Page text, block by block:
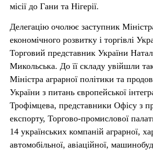
місії до Гани та Нігерії.
Делегацію очолює заступник
економічного розвитку і торгівлі
Торговий представник України
Микольська. До її складу увійшли
Міністра аграрної політики та
України з питань європейської
Трофімцева, представники Офісу з
експорту, Торгово-промислової
14 українських компаній аграрної,
автомобільної, авіаційної,